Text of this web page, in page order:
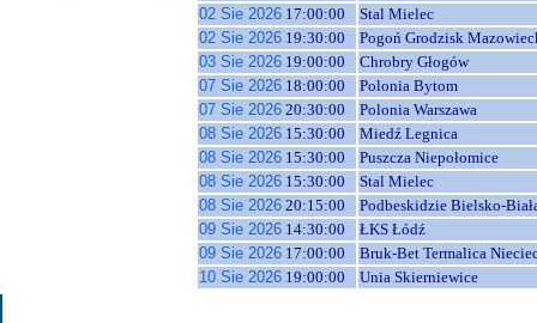
02 Sie 2026 17:00:00
Stal Mielec
02 Sie 2026 19:30:00
Pogoń Grodzisk
03 Sie 2026 19:00:00
Chrobry Głogów
07 Sie 2026 18:00:00
Polonia Bytom
07 Sie 2026 20:30:00
Polonia Warszawa
08 Sie 2026 15:30:00
Miedź Legnica
08 Sie 2026 15:30:00
Puszcza Niepołomice
08 Sie 2026 15:30:00
Stal Mielec
08 Sie 2026 20:15:00
Podbeskidzie Bielsko-
09 Sie 2026 14:30:00
ŁKS Łódź
09 Sie 2026 17:00:00
Bruk-Bet Termalica
10 Sie 2026 19:00:00 Unia Skierniewice